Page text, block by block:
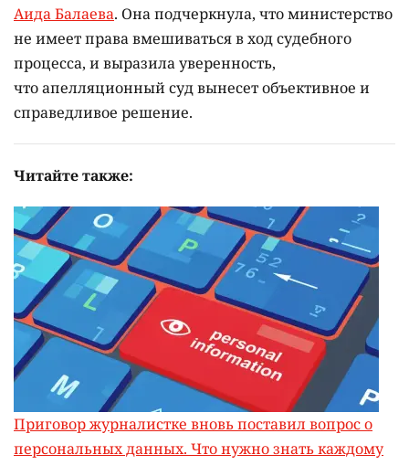
Аида Балаева. Она подчеркнула, что министерство
не имеет права вмешиваться в ход судебного
процесса, и выразила уверенность,
что апелляционный суд вынесет объективное и
справедливое решение.
Читайте также:
Приговор журналистке вновь поставил вопрос о
персональных данных. Что нужно знать каждому